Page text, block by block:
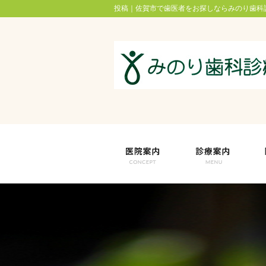
投稿｜佐賀市で歯医者をお探しならみのり歯科